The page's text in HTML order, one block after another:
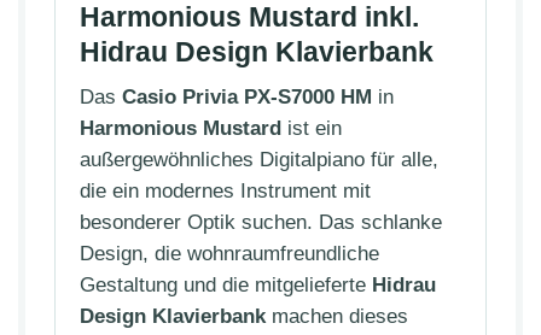
Harmonious Mustard inkl.
Hidrau Design Klavierbank
Das Casio Privia PX-S7000 HM in
Harmonious Mustard ist ein
außergewöhnliches Digitalpiano für alle,
die ein modernes Instrument mit
besonderer Optik suchen. Das schlanke
Design, die wohnraumfreundliche
Gestaltung und die mitgelieferte Hidrau
Design Klavierbankmachen dieses